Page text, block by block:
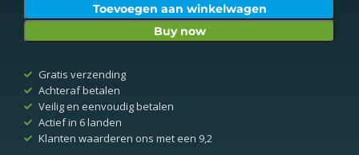
Toevoegen aan winkelwagen
Buy now
Gratis verzending
Achteraf betalen
Veilig en eenvoudig betalen
Actief in 6 landen
Klanten waarderen ons met een 9,2